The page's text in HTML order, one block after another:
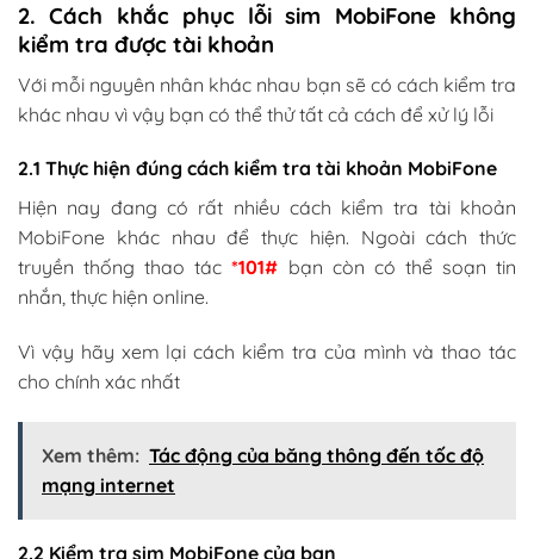
2. Cách khắc phục lỗi sim MobiFone không
kiểm tra được tài khoản
Với mỗi nguyên nhân khác nhau bạn sẽ có cách kiểm tra
khác nhau vì vậy bạn có thể thử tất cả cách để xử lý lỗi
2.1 Thực hiện đúng cách kiểm tra tài khoản MobiFone
Hiện nay đang có rất nhiều cách kiểm tra tài khoản
MobiFone khác nhau để thực hiện. Ngoài cách thức
truyền thống thao tác*101# bạn còn có thể soạn tin
nhắn, thực hiện online.
Vì vậy hãy xem lại cách kiểm tra của mình và thao tác
cho chính xác nhất
Xem thêm: Tác động của băng thông đến tốc độ
mạng internet
2.2 Kiểm tra sim MobiFone của bạn